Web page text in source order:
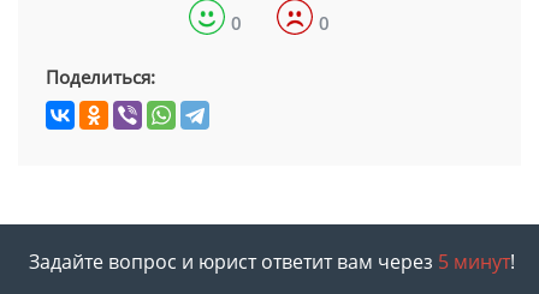
0 0
Поделиться:
Задайте вопрос и юрист ответит вам через 5 минут!